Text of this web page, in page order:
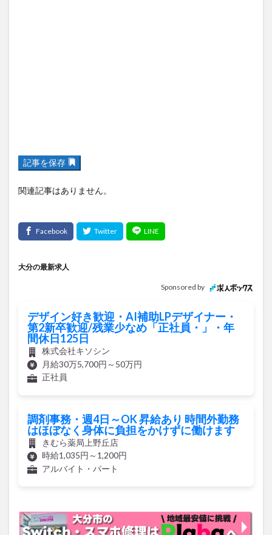
記事を保存
関連記事はありません。
大分の最新求人
Sponsored by
デザイン好き歓迎・AI補助LPデザイナー・
第2新卒歓迎/残業少なめ「正社員・」・年
間休日125日
株式会社キソシン
月給30万5,700円～50万円
正社員
調剤事務・週4日～OK 昇給あり 時間外勤務
はほぼなく身体に負担をかけずに働けます
きむら薬局上野丘店
時給1,035円～1,200円
アルバイト・パート